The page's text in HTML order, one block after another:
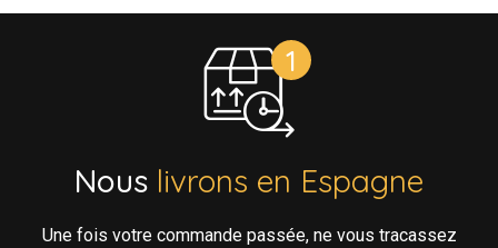
Nous livrons en Espagne
Une fois votre commande passée, ne vous tracassez